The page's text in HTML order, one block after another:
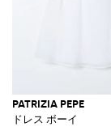
PATRIZIA PEPE
ドレス ボーイ